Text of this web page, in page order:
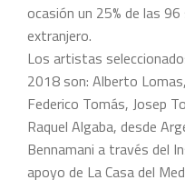
ocasión un 25% de las
extranjero.
Los artistas
2018 son: Alberto
Federico Tomás, Josep
Raquel Algaba, desde
Bennamani a través del
apoyo de La Casa del